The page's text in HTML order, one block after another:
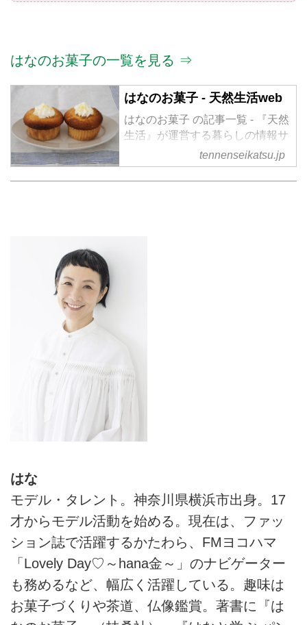
はなのお菓子の一覧を見る ⇒
はなのお菓子 - 天然生活web
はなのお菓子 の記事一覧 - 『天然
生活』が運営する暮らしの情報サ
イト。食やファッション、暮らし
の知恵はもちろん、Webオリジナ
ルの情報を毎日配信
tennenseikatsu.jp
はな
モデル・タレント。神奈川県横浜市出身。17
才からモデル活動を始める。現在は、ファッ
ション誌で活躍するかたわら、FMヨコハマ
「Lovely Day♡～hana金～」のナビゲーター
も務めるなど、幅広く活躍している。趣味は
お菓子づくりや茶道、仏像鑑賞。著書に『は